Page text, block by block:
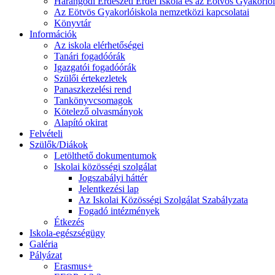
Az Eötvös Gyakorlóiskola nemzetközi kapcsolatai
Könyvtár
Információk
Az iskola elérhetőségei
Tanári fogadóórák
Igazgatói fogadóórák
Szülői értekezletek
Panaszkezelési rend
Tankönyvcsomagok
Kötelező olvasmányok
Alapító okirat
Felvételi
Szülők/Diákok
Letölthető dokumentumok
Iskolai közösségi szolgálat
Jogszabályi háttér
Jelentkezési lap
Az Iskolai Közösségi Szolgálat Szabályzata
Fogadó intézmények
Étkezés
Iskola-egészségügy
Galéria
Pályázat
Erasmus+